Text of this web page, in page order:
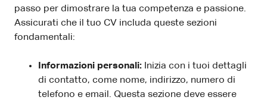
passo per dimostrare la tua competenza e passione.
Assicurati che il tuo CV includa queste sezioni
fondamentali:
Informazioni personali: Inizia con i tuoi dettagli
di contatto, come nome, indirizzo, numero di
telefono e email. Questa sezione deve essere